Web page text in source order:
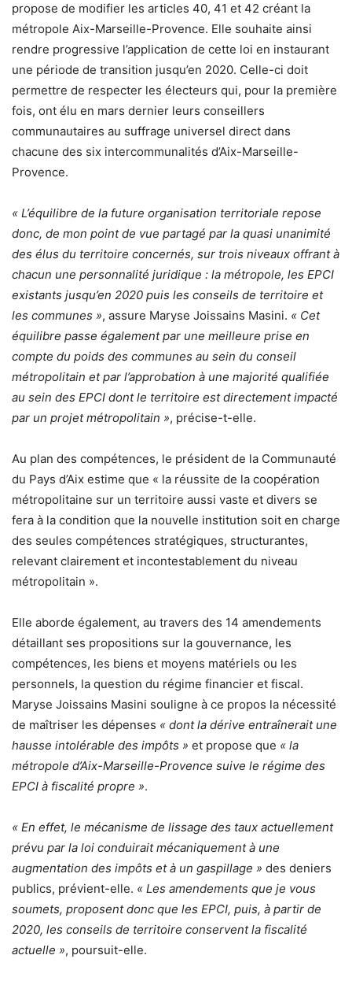
propose de modifier les articles 40, 41 et 42 créant la
métropole Aix-Marseille-Provence. Elle souhaite ainsi
rendre progressive l’application de cette loi en instaurant
une période de transition jusqu’en 2020. Celle-ci doit
permettre de respecter les électeurs qui, pour la première
fois, ont élu en mars dernier leurs conseillers
communautaires au suffrage universel direct dans
chacune des six intercommunalités d’Aix-Marseille-
Provence.
« L’équilibre de la future organisation territoriale repose
donc, de mon point de vue partagé par la quasi unanimité
des élus du territoire concernés, sur trois niveaux offrant à
chacun une personnalité juridique : la métropole, les EPCI
existants jusqu’en 2020 puis les conseils de territoire et
les communes », assure Maryse Joissains Masini. « Cet
équilibre passe également par une meilleure prise en
compte du poids des communes au sein du conseil
métropolitain et par l’approbation à une majorité qualifiée
au sein des EPCI dont le territoire est directement impacté
par un projet métropolitain », précise-t-elle.
Au plan des compétences, le président de la Communauté
du Pays d’Aix estime que « la réussite de la coopération
métropolitaine sur un territoire aussi vaste et divers se
fera à la condition que la nouvelle institution soit en charge
des seules compétences stratégiques, structurantes,
relevant clairement et incontestablement du niveau
métropolitain ».
Elle aborde également, au travers des 14 amendements
détaillant ses propositions sur la gouvernance, les
compétences, les biens et moyens matériels ou les
personnels, la question du régime financier et fiscal.
Maryse Joissains Masini souligne à ce propos la nécessité
de maîtriser les dépenses « dont la dérive entraînerait une
hausse intolérable des impôts » et propose que « la
métropole d’Aix-Marseille-Provence suive le régime des
EPCI à fiscalité propre ».
« En effet, le mécanisme de lissage des taux actuellement
prévu par la loi conduirait mécaniquement à une
augmentation des impôts et à un gaspillage » des deniers
publics, prévient-elle. « Les amendements que je vous
soumets, proposent donc que les EPCI, puis, à partir de
2020, les conseils de territoire conservent la fiscalité
actuelle », poursuit-elle.